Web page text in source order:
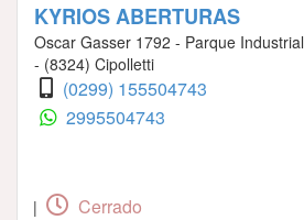
KYRIOS ABERTURAS
Oscar Gasser 1792 - Parque Industrial
- (8324) Cipolletti
(0299) 155504743
2995504743
| Cerrado